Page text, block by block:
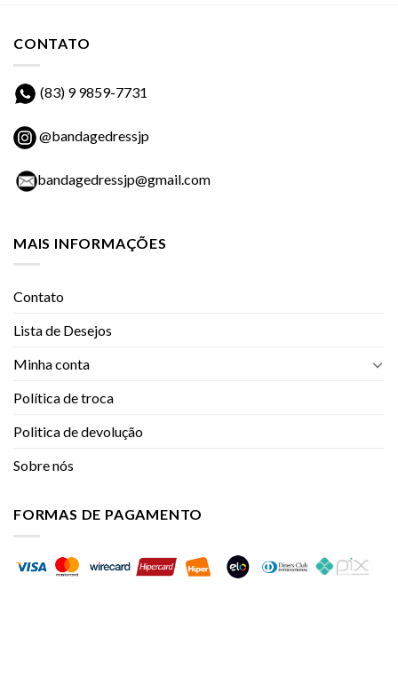
CONTATO
(83) 9 9859-7731
@bandagedressjp
bandagedressjp@gmail.com
MAIS INFORMAÇÕES
Contato
Lista de Desejos
Minha conta
Política de troca
Politica de devolução
Sobre nós
FORMAS DE PAGAMENTO